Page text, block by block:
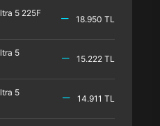
5 225F
18.950 TL
5
15.222 TL
5
14.911 TL